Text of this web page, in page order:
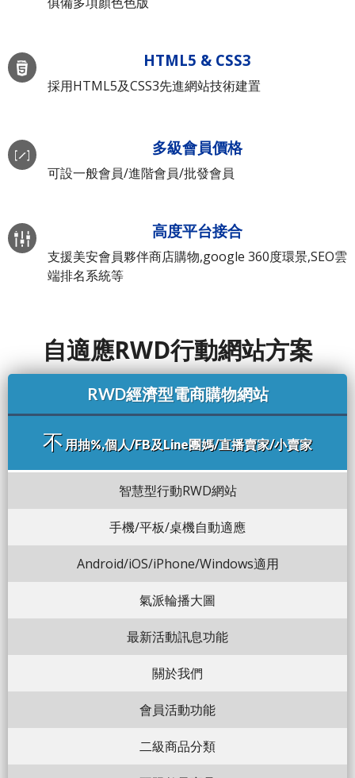
HTML5 & CSS3
採用HTML5及CSS3先進網站技術建置
多級會員價格
可設一般會員/進階會員/批發會員
高度平台接合
支援美安會員夥伴商店購物,google 360度環景,SEO雲
端排名系統等
自適應RWD行動網站方案
RWD經濟型電商購物網站
不 用抽%,個人/FB及Line團媽/直播賣家/小賣家
智慧型行動RWD網站
手機/平板/桌機自動適應
Android/iOS/iPhone/Windows適用
氣派輪播大圖
最新活動訊息功能
關於我們
會員活動功能
二級商品分類